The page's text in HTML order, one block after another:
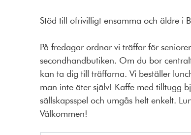
Stöd till ofrivilligt ensamma och äldre i
På fredagar ordnar vi träffar för
secondhandbutiken. Om du bor
kan ta dig till träffarna. Vi beställer
man inte äter själv! Kaffe med tilltugg
sällskapsspel och umgås helt enkelt.
Välkommen!